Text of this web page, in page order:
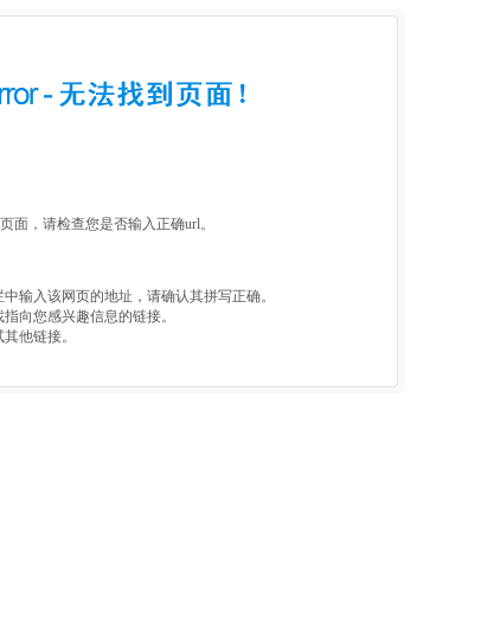
面，请检查您是否输入正确url。
输入该网页的地址，请确认其拼写正确。
指向您感兴趣信息的链接。
他链接。